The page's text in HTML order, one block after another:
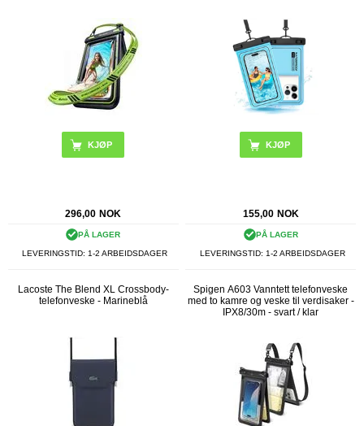
296,00 NOK
PÅ LAGER
LEVERINGSTID: 1-2 ARBEIDSDAGER
155,00 NOK
PÅ LAGER
LEVERINGSTID: 1-2 ARBEIDSDAGER
Lacoste The Blend XL Crossbody-
telefonveske - Marineblå
Spigen A603 Vanntett telefonveske
med to kamre og veske til verdisaker -
IPX8/30m - svart / klar